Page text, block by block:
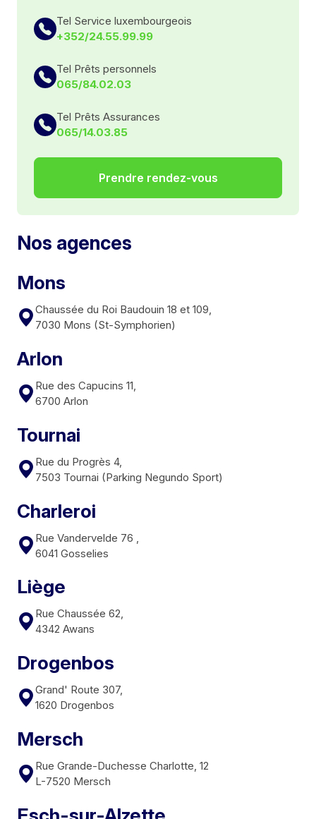
Tel Service luxembourgeois
+352/24.55.99.99
Tel Prêts personnels
065/84.02.03
Tel Prêts Assurances
065/14.03.85
Prendre rendez-vous
Nos agences
Mons
Chaussée du Roi Baudouin 18 et 109,
7030 Mons (St-Symphorien)
Arlon
Rue des Capucins 11,
6700 Arlon
Tournai
Rue du Progrès 4,
7503 Tournai (Parking Negundo Sport)
Charleroi
Rue Vandervelde 76 ,
6041 Gosselies
Liège
Rue Chaussée 62,
4342 Awans
Drogenbos
Grand' Route 307,
1620 Drogenbos
Mersch
Rue Grande-Duchesse Charlotte, 12
L-7520 Mersch